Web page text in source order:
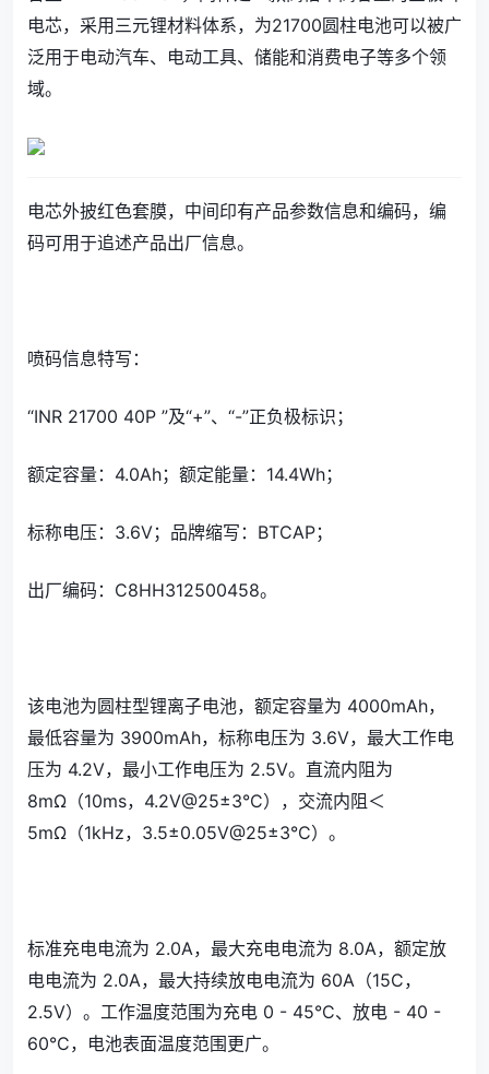
电芯，采用三元锂材料体系，为21700圆柱电池可以被广
泛用于电动汽车、电动工具、储能和消费电子等多个领
域。
电芯外披红色套膜，中间印有产品参数信息和编码，编
码可用于追述产品出厂信息。
喷码信息特写：
“INR 21700 40P ”及“+”、“-”正负极标识；
额定容量：4.0Ah；额定能量：14.4Wh；
标称电压：3.6V；品牌缩写：BTCAP；
出厂编码：C8HH312500458。
该电池为圆柱型锂离子电池，额定容量为 4000mAh，
最低容量为 3900mAh，标称电压为 3.6V，最大工作电
压为 4.2V，最小工作电压为 2.5V。直流内阻为
8mΩ（10ms，4.2V@25±3°C），交流内阻＜
5mΩ（1kHz，3.5±0.05V@25±3°C）。
标准充电电流为 2.0A，最大充电电流为 8.0A，额定放
电电流为 2.0A，最大持续放电电流为 60A（15C，
2.5V）。工作温度范围为充电 0 - 45°C、放电 - 40 -
60°C，电池表面温度范围更广。